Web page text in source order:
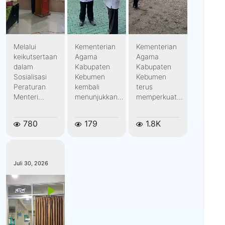
Melalui
keikutsertaan
dalam
Sosialisasi
Peraturan
Menteri...
780
Kementerian
Agama
Kabupaten
Kebumen
kembali
menunjukkan...
179
Kementerian
Agama
Kabupaten
Kebumen
terus
memperkuat...
1.8K
Juli 30, 2026